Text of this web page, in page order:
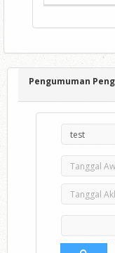
Pengumuman